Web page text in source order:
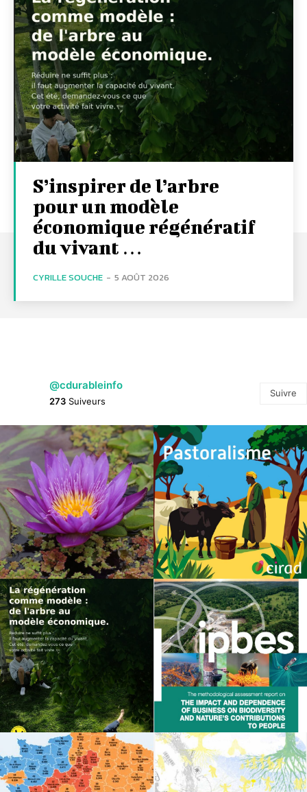
S’inspirer de l’arbre
pour un modèle
économique régénératif
du vivant …
CYRILLE SOUCHE - 5 AOÛT 2026
@cdurableinfo
273 Suiveurs
Suivre